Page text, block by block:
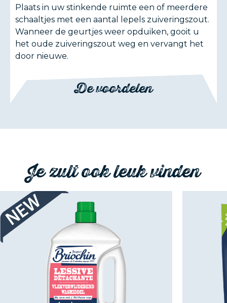
Plaats in uw stinkende ruimte een of meerdere
schaaltjes met een aantal lepels zuiveringszout.
Wanneer de geurtjes weer opduiken, gooit u
het oude zuiveringszout weg en vervangt het
door nieuwe.
De voordelen
Je zult ook leuk vinden